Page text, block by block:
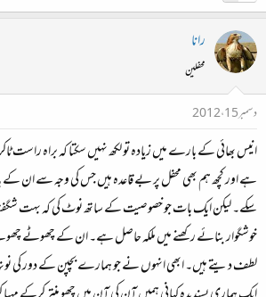
رانا
محفلین
دسمبر 15، 2012
انیس بھائی کے بارے میں زیادہ تو لکھ نہیں سکتا کہ براہ راست
ہے اور کچھ ہم بھی محفل پر بے قاعدہ ہیں جس کی وجہ سے ان
سکے۔ لیکن ایک بات جو خصوصیت کے ساتھ نوٹ کی کہ بہت
خوشگوار بنائے رکھنے میں ملکہ حاصل ہے۔ ان کے چھوٹے
لطف دیتے ہیں۔ ابھی انہوں نے جو ہمارے بچپن کے دور کی